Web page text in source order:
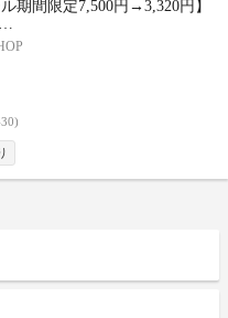
ル期間限定7,500円→3,320円】